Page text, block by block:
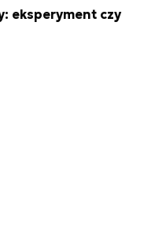
eksperyment czy